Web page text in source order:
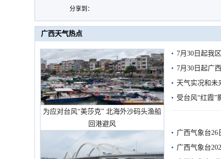
分享到：
广西天气热点
为应对台风“美莎克” 北海外沙码头渔船
回港避风
7月30日起我
7月30日起广
天气实况和未
受台风“红霞”
有较强降雨
广西气象台26
广西气象台